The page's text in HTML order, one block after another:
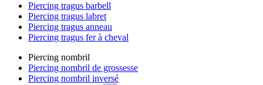
Piercing tragus barbell
Piercing tragus labret
Piercing tragus anneau
Piercing tragus fer à cheval
Piercing nombril
Piercing nombril de grossesse
Piercing nombril inversé